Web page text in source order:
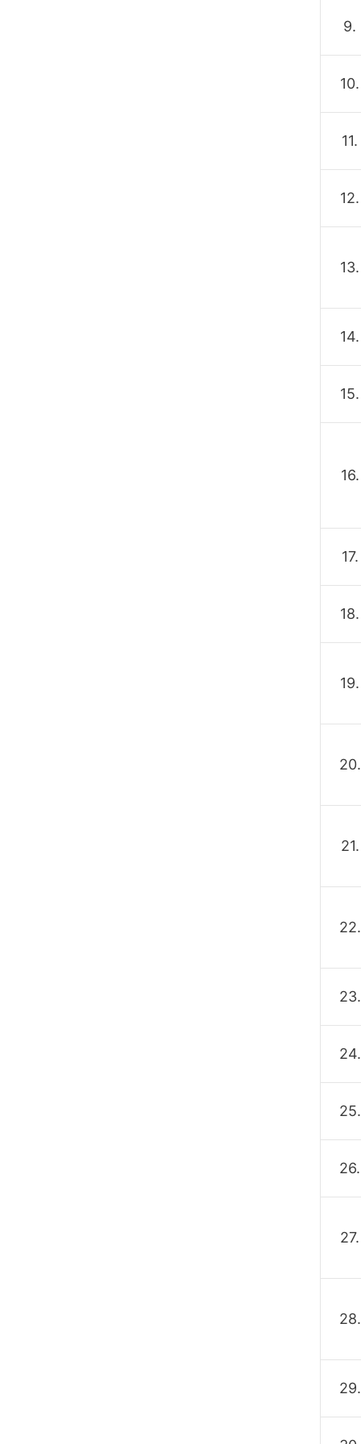
9.
10.
11.
12.
13.
14.
15.
16.
17.
18.
19.
20.
21.
22.
23.
24.
25.
26.
27.
28.
29.